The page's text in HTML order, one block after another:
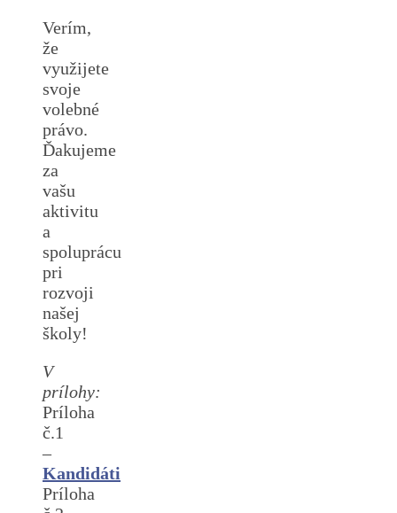
Verím,
že
využijete
svoje
volebné
právo.
Ďakujeme
za
vašu
aktivitu
a
spoluprácu
pri
rozvoji
našej
školy!
V
prílohy:
Príloha
č.1
–
Kandidáti
Príloha